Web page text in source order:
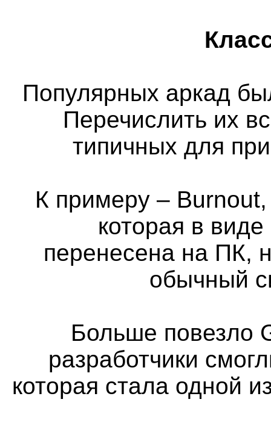
Популярных аркад
Перечислить их
типичных для
К примеру – Burnout,
которая в
перенесена на ПК,
обычный
Больше повезло
разработчики
которая стала одной